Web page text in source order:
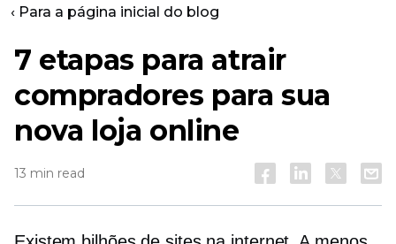
‹ Para a página inicial do blog
7 etapas para atrair
compradores para sua
nova loja online
13 min read